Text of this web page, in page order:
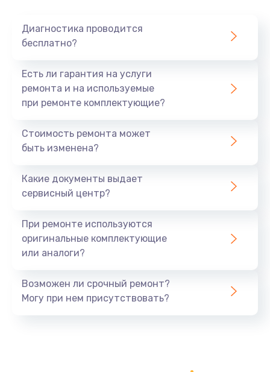
Диагностика проводится
бесплатно?
Есть ли гарантия на услуги
ремонта и на используемые
при ремонте комплектующие?
Стоимость ремонта может
быть изменена?
Какие документы выдает
сервисный центр?
При ремонте используются
оригинальные комплектующие
или аналоги?
Возможен ли срочный ремонт?
Могу при нем присутствовать?